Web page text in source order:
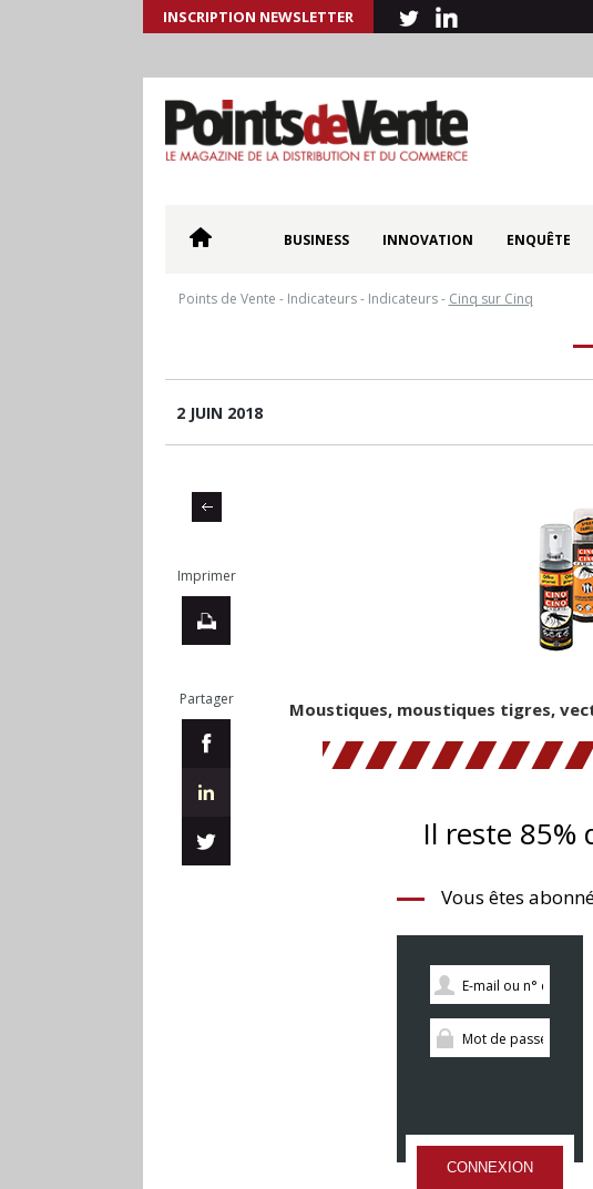
INSCRIPTION NEWSLETTER
BUSINESS INNOVATION ENQUÊTE
Points de Vente - Indicateurs- Indicateurs- Cinq sur Cinq
2 JUIN 2018
Imprimer
Partager Moustiques, moustiques tigres,
Il reste 85%
Vous êtes
CONNEXION